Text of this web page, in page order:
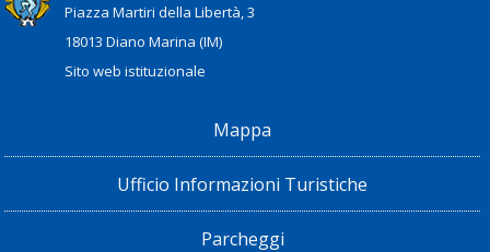
Piazza Martiri della Libertà, 3
18013 Diano Marina (IM)
Sito web istituzionale
Mappa
Ufficio Informazioni Turistiche
Parcheggi